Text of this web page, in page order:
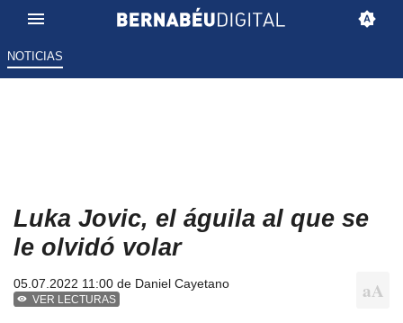
NOTICIAS
Luka Jovic, el águila al que se
le olvidó volar
05.07.2022 11:00 de Daniel Cayetano
VER LECTURAS